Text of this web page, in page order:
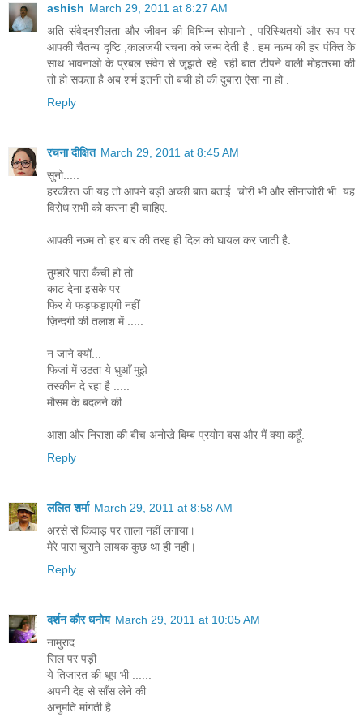
ashish March 29, 2011 at 8:27 AM
अति संवेदनशीलता और जीवन की विभिन्न सोपानो , परिस्थितयों और रूप पर
आपकी चैतन्य दृष्टि ,कालजयी रचना को जन्म देती है . हम नज़्म की हर पंक्ति के
साथ भावनाओ के प्रबल संवेग से जूझते रहे .रही बात टीपने वाली मोहतरमा की
तो हो सकता है अब शर्म इतनी तो बची हो की दुबारा ऐसा ना हो .
Reply
रचना दीक्षित March 29, 2011 at 8:45 AM
सुनो.....
हरकीरत जी यह तो आपने बड़ी अच्छी बात बताई. चोरी भी और सीनाजोरी भी. यह
विरोध सभी को करना ही चाहिए.
आपकी नज़्म तो हर बार की तरह ही दिल को घायल कर जाती है.
तुम्हारे पास कैंची हो तो
काट देना इसके पर
फिर ये फड़फड़ाएगी नहीं
ज़िन्दगी की तलाश में .....
न जाने क्यों...
फिजां में उठता ये धुआँ मुझे
तस्कीन दे रहा है .....
मौसम के बदलने की ...
आशा और निराशा की बीच अनोखे बिम्ब प्रयोग बस और मैं क्या कहूँ.
Reply
ललित शर्मा March 29, 2011 at 8:58 AM
अरसे से किवाड़ पर ताला नहीं लगाया।
मेरे पास चुराने लायक कुछ था ही नही।
Reply
दर्शन कौर धनोय March 29, 2011 at 10:05 AM
नामुराद......
सिल पर पड़ी
ये तिजारत की धूप भी ......
अपनी देह से साँस लेने की
अनुमति मांगती है .....